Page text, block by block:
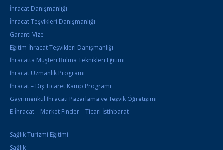
İhracat Danışmanlığı
İhracat Teşvikleri Danışmanlığı
Garanti Vize
Eğitim İhracat Teşvikleri Danışmanlığı
İhracatta Müşteri Bulma Teknikleri Eğitimi
İhracat Uzmanlık Programı
İhracat – Dış Ticaret Kamp Programı
Gayrimenkul İhracatı Pazarlama ve Teşvik Öğretişimi
E-İhracat – Market Finder – Ticari İstihbarat
Sağlık Turizmi Eğitimi
Sağlık